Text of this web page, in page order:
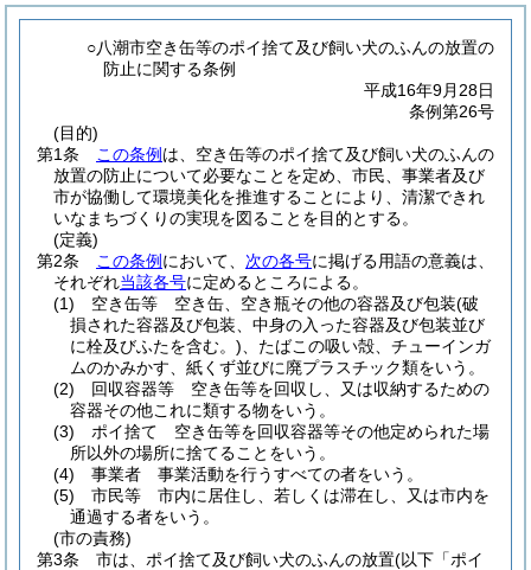
○八潮市空き缶等のポイ捨て及び飼い犬のふんの放置の
防止に関する条例
平成16年9月28日
条例第26号
(目的)
第1条
この条例 は、空き缶等のポイ捨て及び飼い犬のふんの
放置の防止について必要なことを定め、市民、事業者及び
市が協働して環境美化を推進することにより、清潔できれ
いなまちづくりの実現を図ることを目的とする。
(定義)
第2条
この条例 において、 次の各号に掲げる用語の意義は、
それぞれ当該各号に定めるところによる。
(1)
空き缶等 空き缶、空き瓶その他の容器及び包装(破
損された容器及び包装、中身の入った容器及び包装並び
に栓及びふたを含む。) 、たばこの吸い殻、チューインガ
ムのかみかす、紙くず並びに廃プラスチック類をいう。
(2)
回収容器等 空き缶等を回収し、又は収納するための
容器その他これに類する物をいう。
(3)
ポイ捨て 空き缶等を回収容器等その他定められた場
所以外の場所に捨てることをいう。
(4)
事業者 事業活動を行うすべての者をいう。
(5)
市民等 市内に居住し、若しくは滞在し、又は市内を
通過する者をいう。
(市の責務)
第3条
市は、ポイ捨て及び飼い犬のふんの放置(以下「ポイ